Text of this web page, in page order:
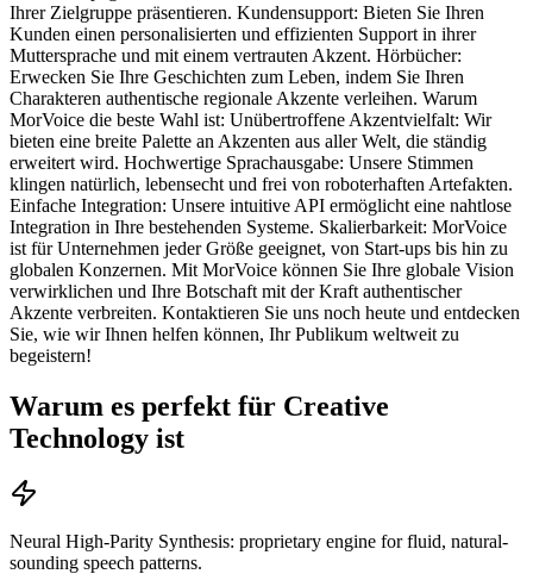
Ihrer Zielgruppe präsentieren. Kundensupport: Bieten Sie Ihren
Kunden einen personalisierten und effizienten Support in ihrer
Muttersprache und mit einem vertrauten Akzent. Hörbücher:
Erwecken Sie Ihre Geschichten zum Leben, indem Sie Ihren
Charakteren authentische regionale Akzente verleihen. Warum
MorVoice die beste Wahl ist: Unübertroffene Akzentvielfalt: Wir
bieten eine breite Palette an Akzenten aus aller Welt, die ständig
erweitert wird. Hochwertige Sprachausgabe: Unsere Stimmen
klingen natürlich, lebensecht und frei von roboterhaften Artefakten.
Einfache Integration: Unsere intuitive API ermöglicht eine nahtlose
Integration in Ihre bestehenden Systeme. Skalierbarkeit: MorVoice
ist für Unternehmen jeder Größe geeignet, von Start-ups bis hin zu
globalen Konzernen. Mit MorVoice können Sie Ihre globale Vision
verwirklichen und Ihre Botschaft mit der Kraft authentischer
Akzente verbreiten. Kontaktieren Sie uns noch heute und entdecken
Sie, wie wir Ihnen helfen können, Ihr Publikum weltweit zu
begeistern!
Warum es perfekt für Creative
Technology ist
Neural High-Parity Synthesis: proprietary engine for fluid, natural-
sounding speech patterns.